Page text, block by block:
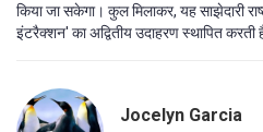
किया जा सकेगा। कुल मिलाकर, यह साझेदारी
इंटरैक्शन' का अद्वितीय उदाहरण स्थापित करती
Jocelyn Garcia